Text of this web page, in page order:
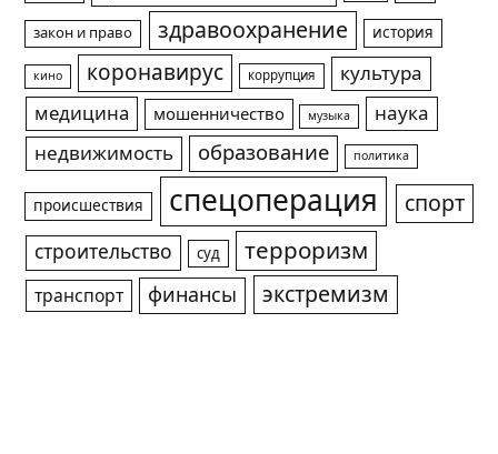
закон и право здравоохранение история
кино коронавирус коррупция
культура
медицина
мошенничество музыка
наука
недвижимость
образование политика
происшествия спецоперация спорт
строительство суд терроризм
транспорт финансы экстремизм